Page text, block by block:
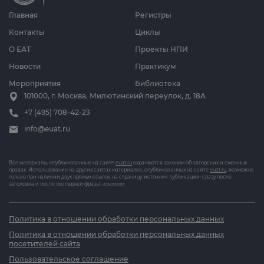
Главная
О ЕАТ
Новости
Мероприятия
Циклы
Проекты НПИ
Практикум
Библиотека
Регистры
Контакты
101000, г. Москва, Милютинский переулок, д. 18А
+7 (495) 708-42-23
info@euat.ru
Все материалы, опубликованные на сайте euat.ru охраняются законом об авторских и смежных
правах. Использование на других сайтах материалов, опубликованных на сайте euat.ru, возможно
только при наличии двух прямых ссылок на страницу-источник публикации: сразу после
заголовка и после последней фразы. v202607031833
Политика в отношении обработки персональных данных
Политика в отношении обработки персональных данных
посетителей сайта
Пользовательское соглашение